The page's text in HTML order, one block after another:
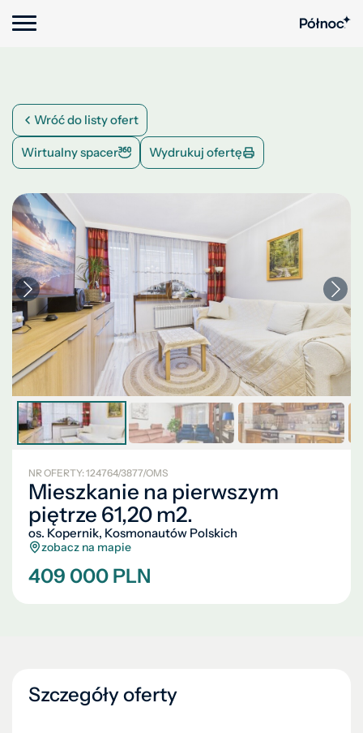
Wróć do listy ofert
Wirtualny spacer Wydrukuj ofertę
NR OFERTY: 124764/3877/OMS
Mieszkanie na pierwszym
piętrze 61,20 m2.
os. Kopernik, Kosmonautów Polskich
zobacz na mapie
409 000 PLN
Szczegóły oferty